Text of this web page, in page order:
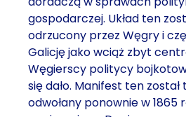
gospodarczej. Układ ten
odrzucony przez Węgry i
Galicję jako wciąż zbyt
Węgierscy politycy
się dało. Manifest ten
odwołany ponownie w